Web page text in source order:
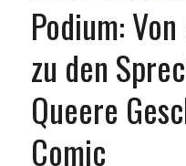
Podium:
zu den
Queere
Comic